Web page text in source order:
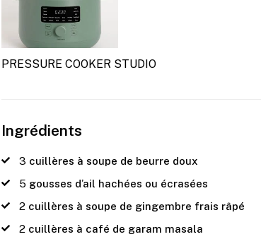
PRESSURE COOKER STUDIO
Ingrédients
3 cuillères à soupe de beurre doux
5 gousses d’ail hachées ou écrasées
2 cuillères à soupe de gingembre frais râpé
2 cuillères à café de garam masala